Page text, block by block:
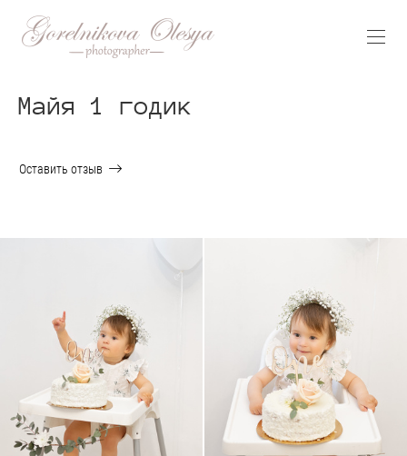
Майя 1 годик
Оставить отзыв